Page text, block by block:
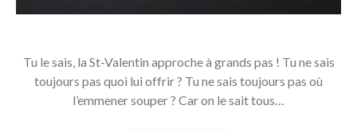
Tu le sais, la St-Valentin approche à grands pas ! Tu ne sais
toujours pas quoi lui offrir ? Tu ne sais toujours pas où
l’emmener souper ? Car on le sait tous…